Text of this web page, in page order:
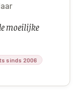
moeilijke
sinds 2006